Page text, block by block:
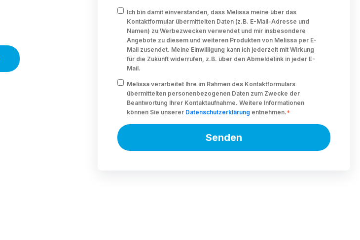
Ich bin damit einverstanden, dass Melissa meine über das
Kontaktformular übermittelten Daten (z.B. E-Mail-Adresse und
Namen) zu Werbezwecken verwendet und mir insbesondere
Angebote zu diesem und weiteren Produkten von Melissa per E-
Mail zusendet. Meine Einwilligung kann ich jederzeit mit Wirkung
für die Zukunft widerrufen, z.B. über den Abmeldelink in jeder E-
Mail.
Melissa verarbeitet Ihre im Rahmen des Kontaktformulars
übermittelten personenbezogenen Daten zum Zwecke der
Beantwortung Ihrer Kontaktaufnahme. Weitere Informationen
können Sie unserer Datenschutzerklärung entnehmen.*